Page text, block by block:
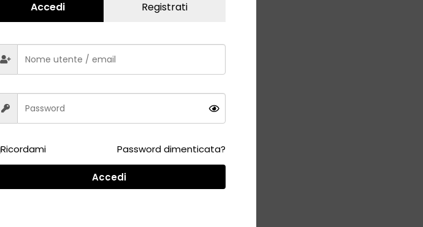
Accedi Registrati
Ricordami Password dimenticata?
Accedi